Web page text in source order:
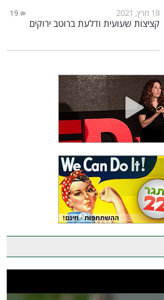
18 מרץ, 2021 19
קציצות שעועית ודלעת ברוטב ירוקים